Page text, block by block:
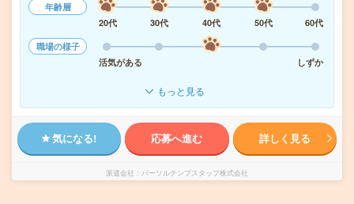
年齢層
20代
30代 40代 50代
60代
職場の様子
活気がある
しずか
もっと見る
気になる! 応募へ進む 詳しく見る
派遣会社 パーソルテンプスタッフ株式会社